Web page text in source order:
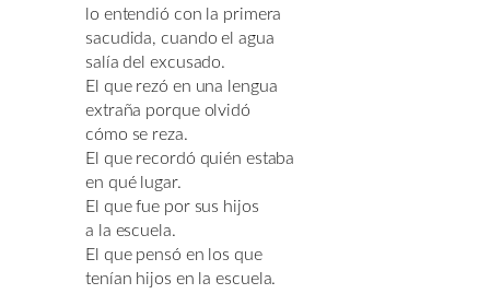
lo entendió con la primera
sacudida, cuando el agua
salía del excusado.
El que rezó en una lengua
extraña porque olvidó
cómo se reza.
El que recordó quién estaba
en qué lugar.
El que fue por sus hijos
a la escuela.
El que pensó en los que
tenían hijos en la escuela.